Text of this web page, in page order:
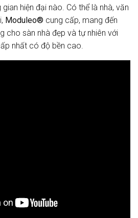
hiện đại nào. Có thể là nhà, văn
Moduleo® cung cấp, mang đến
cho sàn nhà đẹp và tự nhiên với
nhất có độ bền cao.